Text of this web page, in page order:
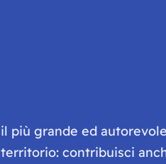
più grande ed
contribuisci